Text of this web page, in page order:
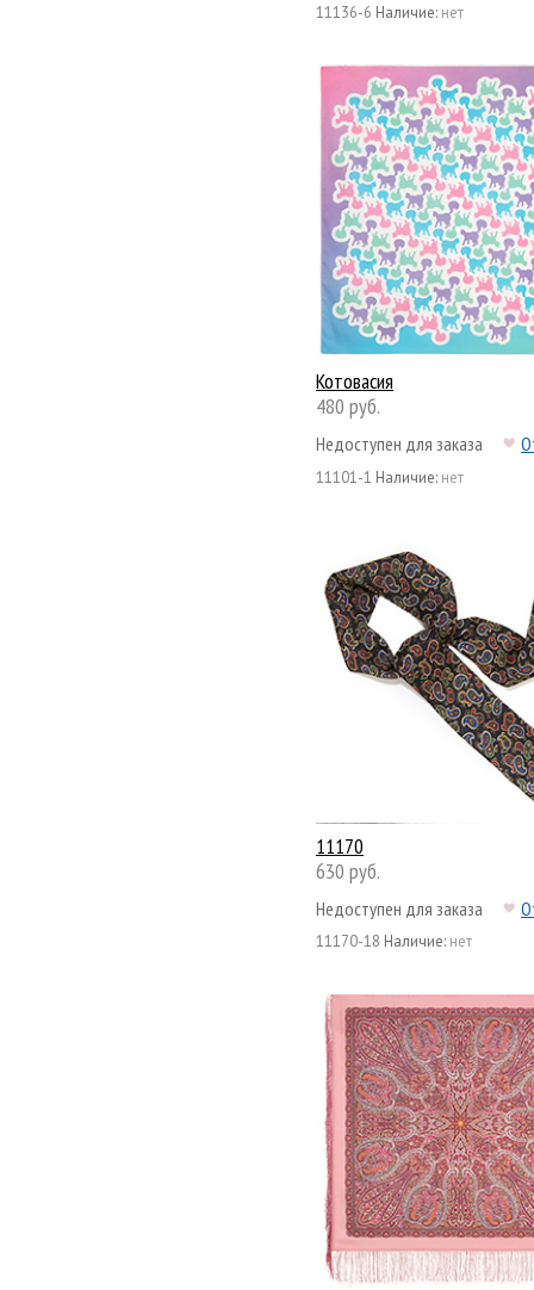
11136-6 Наличие: нет
Котовасия
480 руб.
Недоступен для заказа
11101-1 Наличие: нет
11170
630 руб.
Недоступен для заказа
11170-18 Наличие: нет